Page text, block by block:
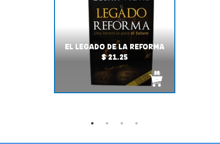
EL LEGADO DE LA REFORMA
$ 21.25